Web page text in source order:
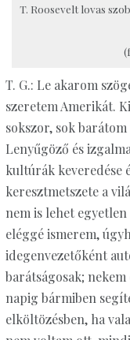
T. Roosevelt lovas
T. G.: Le akarom
szeretem Amerikát.
sokszor, sok
Lenyűgöző és
kultúrák keveredése
keresztmetszete a
nem is lehet
eléggé ismerem,
idegenvezetőként
barátságosak;
napig bármiben
elköltözésben, ha